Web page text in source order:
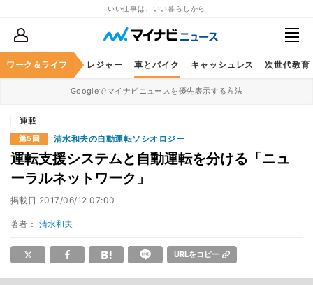
いい仕事は、いい暮らしから
ワーク＆ライフ
スケア グルメ レジャー 車とバイク キャッシュレス 次世代教育
Googleでマイナビニュースを優先表示する方法
連載
第5回 清水和夫の自動運転ソシオロジー
運転支援システムと自動運転を分ける「ニュ
ーラルネットワーク」
掲載日 2017/06/12 07:00
著者： 清水和夫
URLをコピー